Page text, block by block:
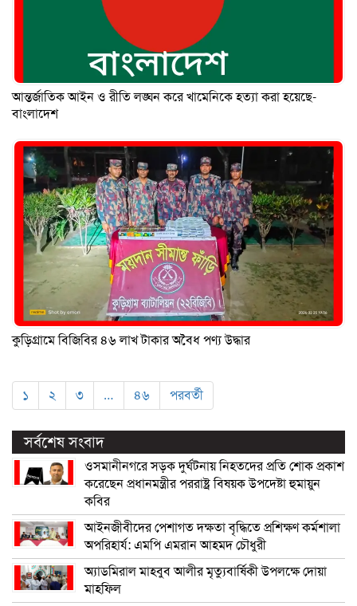
আন্তর্জাতিক আইন ও রীতি লঙ্ঘন করে খামেনিকে হত্যা করা হয়েছে-
বাংলাদেশ
কুড়িগ্রামে বিজিবির ৪৬ লাখ টাকার অবৈধ পণ্য উদ্ধার
১ ২ ৩ … ৪৬ পরবর্তী
সর্বশেষ সংবাদ
ওসমানীনগরে সড়ক দুর্ঘটনায় নিহতদের প্রতি শোক প্রকাশ
করেছেন প্রধানমন্ত্রীর পররাষ্ট্র বিষয়ক উপদেষ্টা হুমায়ুন
কবির
আইনজীবীদের পেশাগত দক্ষতা বৃদ্ধিতে প্রশিক্ষণ কর্মশালা
অপরিহার্য: এমপি এমরান আহমদ চৌধুরী
অ্যাডমিরাল মাহবুব আলীর মৃত্যুবার্ষিকী উপলক্ষে দোয়া
মাহফিল